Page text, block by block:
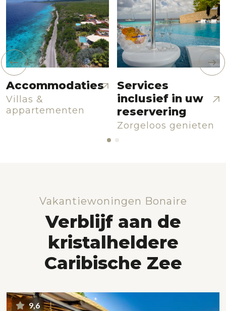
Accommodaties
Villas &
appartementen
Services
inclusief in uw
reservering
Zorgeloos genieten
Vakantiewoningen Bonaire
Verblijf aan de
kristalheldere
Caribische Zee
9,6